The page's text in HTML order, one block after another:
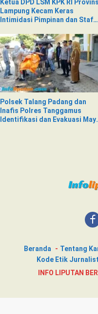
Ketua DPD LSM KPK RI
Lampung Kecam Keras
Intimidasi Pimpinan dan Staf
Nad
Polsek Talang Padang dan
Inafis Polres Tanggamus
Identifikasi dan Evakuasi
Beranda Tentang
Kode Etik
INFO LIPUTAN